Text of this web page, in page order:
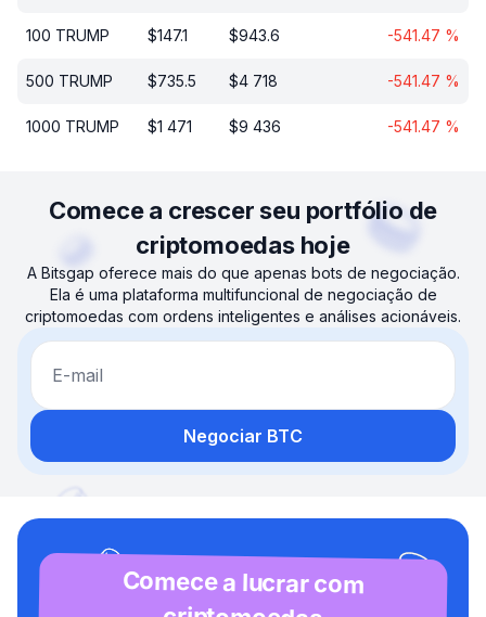
100 TRUMP $147.1 $943.6 -541.47 %
500 TRUMP $735.5 $4 718 -541.47 %
1000 TRUMP $1 471 $9 436 -541.47 %
Comece a crescer seu portfólio de
criptomoedas hoje
A Bitsgap oferece mais do que apenas bots de negociação.
Ela é uma plataforma multifuncional de negociação de
criptomoedas com ordens inteligentes e análises acionáveis.
E-mail
Negociar BTC
Comece a lucrar com